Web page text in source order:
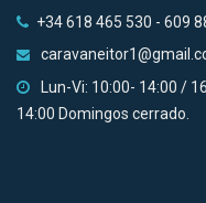
+34 618 465 530 - 609
Lun-Vi: 10:00- 14:00 /
14:00 Domingos cerrado.